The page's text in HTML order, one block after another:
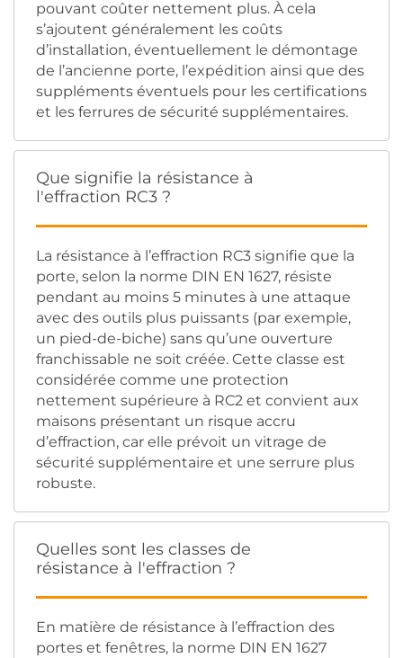
pouvant coûter nettement plus. À cela
s’ajoutent généralement les coûts
d’installation, éventuellement le démontage
de l’ancienne porte, l’expédition ainsi que des
suppléments éventuels pour les certifications
et les ferrures de sécurité supplémentaires.
Que signifie la résistance à
l'effraction RC3 ?
La résistance à l’effraction RC3 signifie que la
porte, selon la norme DIN EN 1627, résiste
pendant au moins 5 minutes à une attaque
avec des outils plus puissants (par exemple,
un pied-de-biche) sans qu’une ouverture
franchissable ne soit créée. Cette classe est
considérée comme une protection
nettement supérieure à RC2 et convient aux
maisons présentant un risque accru
d’effraction, car elle prévoit un vitrage de
sécurité supplémentaire et une serrure plus
robuste.
Quelles sont les classes de
résistance à l'effraction ?
En matière de résistance à l’effraction des
portes et fenêtres, la norme DIN EN 1627